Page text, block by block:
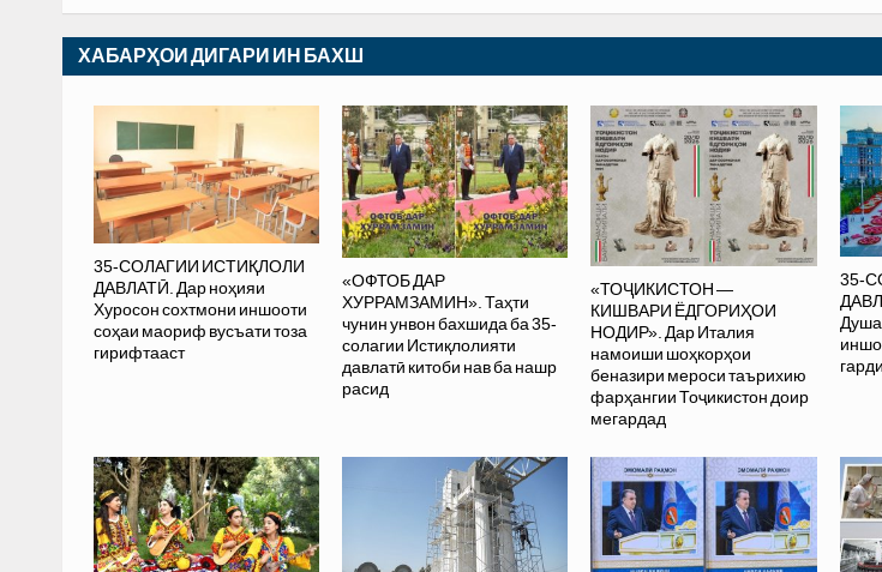
ХАБАРҲОИ ДИГАРИ ИН БАХШ
35-СОЛАГИИ ИСТИҚЛОЛИ
ДАВЛАТӢ. Дар ноҳияи
Хуросон сохтмони иншооти
соҳаи маориф вусъати тоза
гирифтааст
«ОФТОБ ДАР
ХУРРАМЗАМИН». Таҳти
чунин унвон бахшида ба 35-
солагии Истиқлолияти
давлатӣ китоби нав ба нашр
расид
«ТОҶИКИСТОН —
КИШВАРИ ЁДГОРИҲОИ
НОДИР». Дар Италия
намоиши шоҳкорҳои
беназири мероси таърихию
фарҳангии Тоҷикистон доир
мегардад
35-